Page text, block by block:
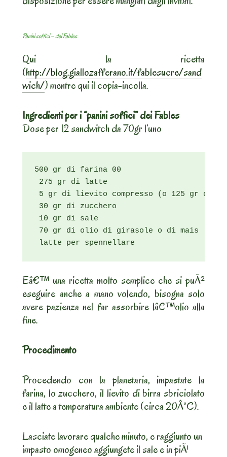
Panini soffici – dei Fables
Qui la ricetta
(http://blog.giallozafferano.it/fablesucre/sand
wich/) mentre qui il copia-incolla.
Ingredienti per i “panini soffici” dei Fables
Dose per 12 sandwitch da 70gr l’uno
500 gr di farina 00
275 gr di latte
5 gr di lievito compresso (o 125 gr di
30 gr di zucchero
10 gr di sale
70 gr di olio di girasole o di mais
latte per spennellare
Eâ€™ una ricetta molto semplice che si puÃ²
eseguire anche a mano volendo, bisogna solo
avere pazienza nel far assorbire lâ€™olio alla
fine.
Procedimento
Procedendo con la planetaria, impastate la
farina, lo zucchero, il lievito di birra sbriciolato
e il latte a temperatura ambiente (circa 20Â°C).
Lasciate lavorare qualche minuto, e raggiunto un
impasto omogeneo aggiungete il sale e in piÃ¹